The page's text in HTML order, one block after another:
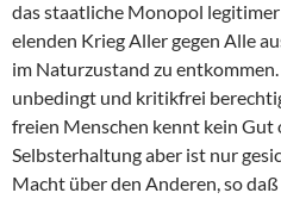
das staatliche Monopol
elenden Krieg Aller gegen Alle
im Naturzustand zu
unbedingt und kritikfrei
freien Menschen kennt kein Gut
Selbsterhaltung aber ist nur
Macht über den Anderen, so